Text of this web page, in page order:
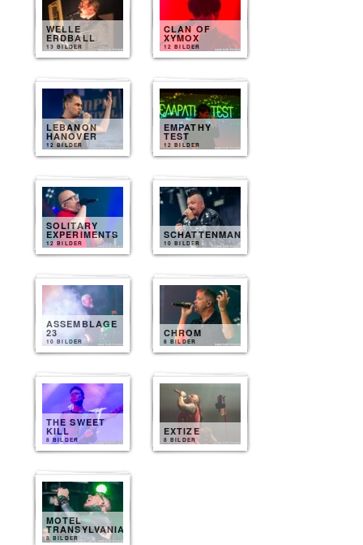
WELLE
ERDBALL
13 BILDER
CLAN OF
XYMOX
12 BILDER
LEBANON
HANOVER
12 BILDER
EMPATHY
TEST
12 BILDER
SOLITARY
EXPERIMENTS
12 BILDER
SCHATTENMANN
10 BILDER
ASSEMBLAGE
23
10 BILDER
CHROM
8 BILDER
THE SWEET
KILL
8 BILDER
EXTIZE
8 BILDER
MOTEL
TRANSYLVANIA
8 BILDER